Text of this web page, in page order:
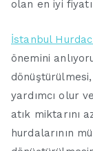
olan en iyi
İstanbul
önemini
yardımcı olur
atık miktarını
hurdalarının